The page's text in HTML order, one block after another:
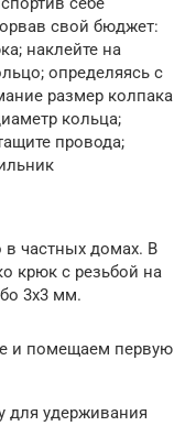
свой бюджет:
наклейте на
определяясь с
размер колпака
кольца;
провода;
в частных домах. В
крюк с резьбой на
3х3 мм.
и помещаем первую
для удерживания